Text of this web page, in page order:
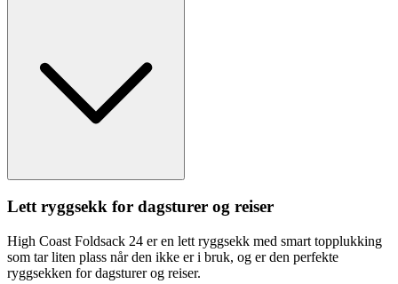
Lett ryggsekk for dagsturer og reiser
High Coast Foldsack 24 er en lett ryggsekk med smart topplukking
som tar liten plass når den ikke er i bruk, og er den perfekte
ryggsekken for dagsturer og reiser.